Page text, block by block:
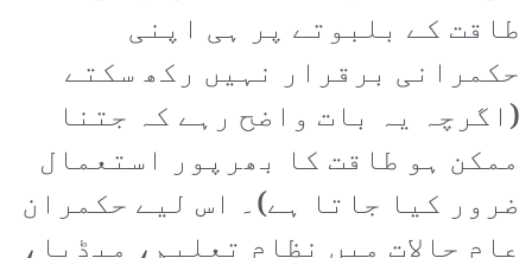
طاقت کے بلبوتے پر ہی اپنی
حکمرانی برقرار نہیں رکھ سکتے
(اگرچہ یہ بات واضح رہے کہ جتنا
ممکن ہو طاقت کا بھرپور استعمال
ضرور کیا جاتا ہے)۔ اس لیے حکمران